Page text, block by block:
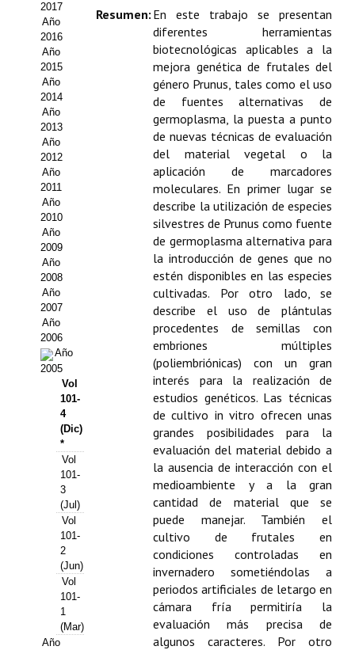
Leer revista ITEA
Directrices para autores/as
Políticas Editoriales
Propuesta Volumen Especial
Sello Calidad FECYT
Premio Prensa Agraria
Buscador de Artículos
JORNADAS AIDA
Presentación Jornadas
Comunicaciones
Jornadas PAM 2026
Premio Jóvenes Investigadores
Buscador de Comunicaciones
Buscador de Comunicaciones
CONTACTO
BUSCADOR
2017
Año
2016
Año
2015
Año
2014
Año
2013
Año
2012
Año
2011
Año
2010
Año
2009
Año
2008
Año
2007
Año
2006
Año
2005
Vol
101-
4
(Dic)
*
Vol
101-
3
(Jul)
Vol
101-
2
(Jun)
Vol
101-
1
(Mar)
Año
Resumen: En este trabajo se presentan
diferentes herramientas
biotecnológicas aplicables a la
mejora genética de frutales del
género Prunus, tales como el uso
de fuentes alternativas de
germoplasma, la puesta a punto
de nuevas técnicas de evaluación
del material vegetal o la
aplicación de marcadores
moleculares. En primer lugar se
describe la utilización de especies
silvestres de Prunus como fuente
de germoplasma alternativa para
la introducción de genes que no
estén disponibles en las especies
cultivadas. Por otro lado, se
describe el uso de plántulas
procedentes de semillas con
embriones múltiples
(poliembriónicas) con un gran
interés para la realización de
estudios genéticos. Las técnicas
de cultivo in vitro ofrecen unas
grandes posibilidades para la
evaluación del material debido a
la ausencia de interacción con el
medioambiente y a la gran
cantidad de material que se
puede manejar. También el
cultivo de frutales en
condiciones controladas en
invernadero sometiéndolas a
periodos artificiales de letargo en
cámara fría permitiría la
evaluación más precisa de
algunos caracteres. Por otro